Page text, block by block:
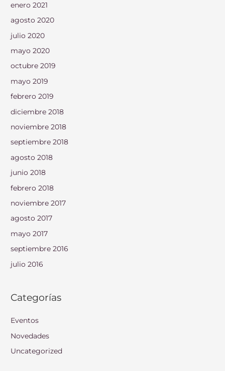
enero 2021
agosto 2020
julio 2020
mayo 2020
octubre 2019
mayo 2019
febrero 2019
diciembre 2018
noviembre 2018
septiembre 2018
agosto 2018
junio 2018
febrero 2018
noviembre 2017
agosto 2017
mayo 2017
septiembre 2016
julio 2016
Categorías
Eventos
Novedades
Uncategorized